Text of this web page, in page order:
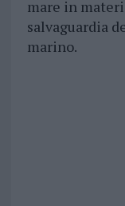
mare in
salvaguardia
marino.